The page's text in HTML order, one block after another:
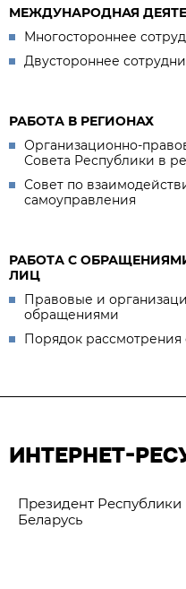
МЕЖДУНАРОДНАЯ
Многостороннее
Двустороннее
РАБОТА В РЕГИОНАХ
Организационно-
Совета Республики в
Совет по
самоуправления
РАБОТА С
ЛИЦ
Правовые и
обращениями
Порядок
ИНТЕРНЕТ-
Президент Республики
Беларусь